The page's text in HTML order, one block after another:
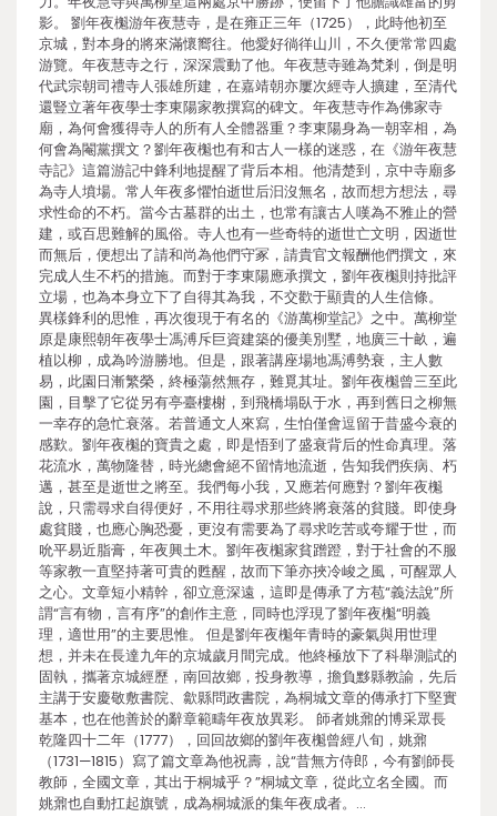
影。 劉年夜櫆游年夜慧寺，是在雍正三年（1725），此時他初至
京城，對本身的將來滿懷嚮往。他愛好徜徉山川，不久便常常四處
游覽。年夜慧寺之行，深深震動了他。年夜慧寺雖為梵剎，倒是明
代武宗朝司禮寺人張雄所建，在嘉靖朝亦屢次經寺人擴建，至清代
還豎立著年夜學士李東陽家教撰寫的碑文。年夜慧寺作為佛家寺
廟，為何會獲得寺人的所有人全體器重？李東陽身為一朝宰相，為
何會為閹黨撰文？劉年夜櫆也有和古人一樣的迷惑，在《游年夜慧
寺記》這篇游記中鋒利地提醒了背后本相。他清楚到，京中寺廟多
為寺人墳場。常人年夜多懼怕逝世后汩沒無名，故而想方想法，尋
求性命的不朽。當今古墓群的出土，也常有讓古人嘆為不雅止的營
建，或百思難解的風俗。寺人也有一些奇特的逝世亡文明，因逝世
而無后，便想出了請和尚為他們守冢，請貴官文報酬他們撰文，來
完成人生不朽的措施。而對于李東陽應承撰文，劉年夜櫆則持批評
立場，也為本身立下了自得其為我，不交歡于顯貴的人生信條。
異樣鋒利的思惟，再次復現于有名的《游萬柳堂記》之中。萬柳堂
原是康熙朝年夜學士馮溥斥巨資建築的優美別墅，地廣三十畝，遍
植以柳，成為吟游勝地。但是，跟著講座場地馮溥勢衰，主人數
易，此園日漸繁榮，終極蕩然無存，難覓其址。劉年夜櫆曾三至此
園，目擊了它從另有亭臺樓榭，到飛橋塌臥于水，再到舊日之柳無
一幸存的急忙衰落。若普通文人來寫，生怕僅會逗留于昔盛今衰的
感歎。劉年夜櫆的寶貴之處，即是悟到了盛衰背后的性命真理。落
花流水，萬物隆替，時光總會絕不留情地流逝，告知我們疾病、朽
邁，甚至是逝世之將至。我們每小我，又應若何應對？劉年夜櫆
說，只需尋求自得便好，不用往尋求那些終將衰落的貧賤。即使身
處貧賤，也應心胸恐憂，更沒有需要為了尋求吃苦或夸耀于世，而
吮平易近脂膏，年夜興土木。劉年夜櫆家貧蹭蹬，對于社會的不服
等家教一直堅持著可貴的甦醒，故而下筆亦挾冷峻之風，可醒眾人
之心。文章短小精幹，卻立意深遠，這即是傳承了方苞“義法說”所
謂“言有物，言有序”的創作主意，同時也浮現了劉年夜櫆“明義
理，適世用”的主要思惟。 但是劉年夜櫆年青時的豪氣與用世理
想，并未在長達九年的京城歲月間完成。他終極放下了科舉測試的
固執，攜著京城經歷，南回故鄉，投身教導，擔負黟縣教諭，先后
主講于安慶敬敷書院、歙縣問政書院，為桐城文章的傳承打下堅實
基本，也在他善於的辭章範疇年夜放異彩。 師者姚鼐的博采眾長
乾隆四十二年（1777），回回故鄉的劉年夜櫆曾經八旬，姚鼐
（1731—1815）寫了篇文章為他祝壽，說“昔無方侍郎，今有劉師長
教師，全國文章，其出于桐城乎？”桐城文章，從此立名全國。而
姚鼐也自動扛起旗號，成為桐城派的集年夜成者。…